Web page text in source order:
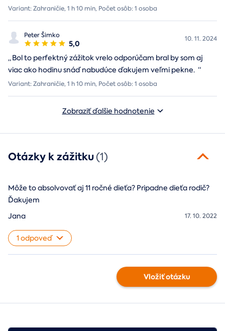
Variant: Zahraničie, 1 h 10 min, Počet osôb: 1 osoba
Peter Šimko
5,0 10. 11. 2024
„Bol to perfektný zážitok vrelo odporúčam bral by som aj
viac ako hodinu snáď nabudúce ďakujem veľmi pekne. “
Variant: Zahraničie, 1 h 10 min, Počet osôb: 1 osoba
Zobraziť ďalšie hodnotenie
Otázky k zážitku(1)
Môže to absolvovať aj 11 ročné dieťa? Pripadne dieťa rodič?
Ďakujem
17. 10. 2022
Jana
1 odpoveď
Vložiť otázku